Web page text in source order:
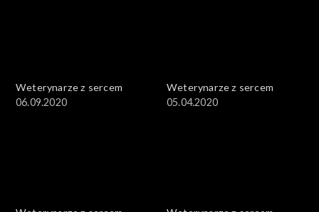
Weterynarze z sercem
06.09.2020
Weterynarze z sercem
05.04.2020